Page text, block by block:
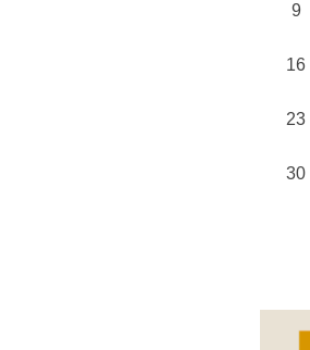
9
16
23
30